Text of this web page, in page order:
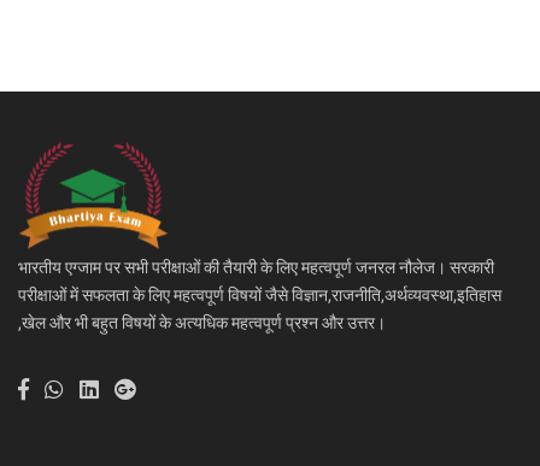
भारतीय एग्जाम पर सभी परीक्षाओं की तैयारी के लिए महत्वपूर्ण जनरल नौलेज। सरकारी
परीक्षाओं में सफलता के लिए महत्वपूर्ण विषयों जैसे विज्ञान,राजनीति,अर्थव्यवस्था,इतिहास
,खेल और भी बहुत विषयों के अत्यधिक महत्वपूर्ण प्रश्न और उत्तर।